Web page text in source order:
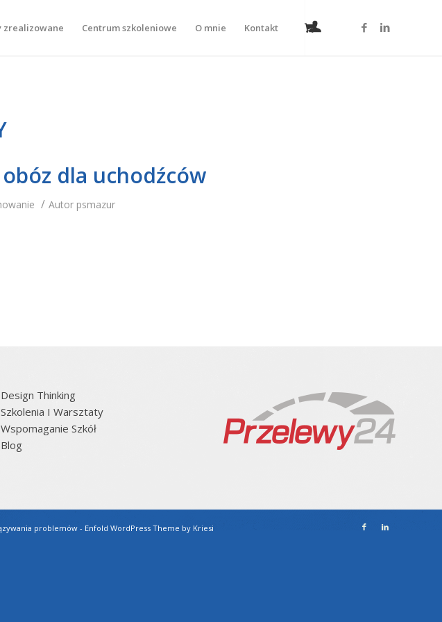
zrealizowane Centrum szkoleniowe O mnie Kontakt
dla uchodźców
/ Autor psmazur
Design Thinking
Szkolenia I Warsztaty
Wspomaganie Szkół
Blog
problemów - Enfold WordPress Theme by Kriesi